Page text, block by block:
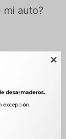

mi auto?
nota